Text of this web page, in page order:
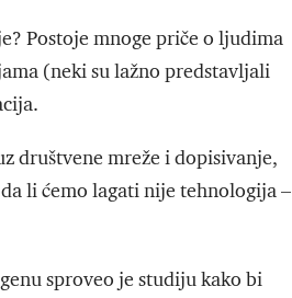
Postoje mnoge priče o ljudima
(neki su lažno predstavljali
društvene mreže i dopisivanje,
li ćemo lagati nije tehnologija –
sproveo je studiju kako bi